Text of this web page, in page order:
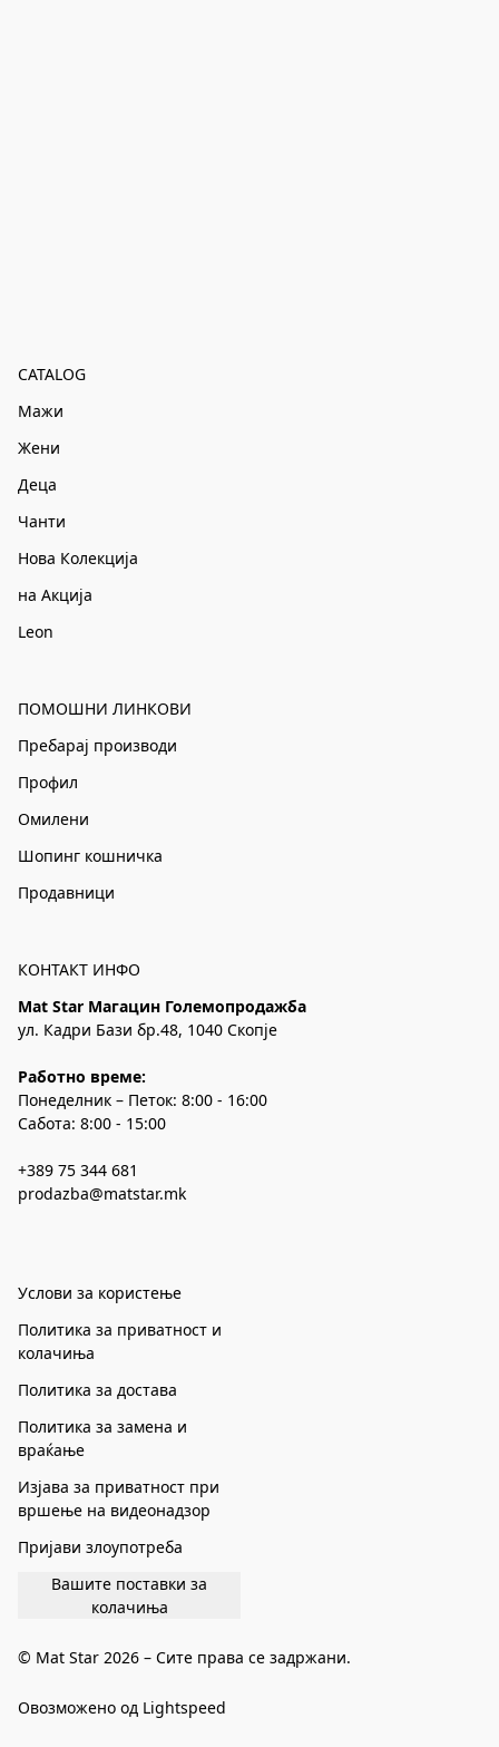
CATALOG
Мажи
Жени
Деца
Чанти
Нова Колекција
на Акција
Leon
ПОМОШНИ ЛИНКОВИ
Пребарај производи
Профил
Омилени
Шопинг кошничка
Продавници
КОНТАКТ ИНФО
Mat Star Магацин Големопродажба
ул. Кадри Бази бр.48, 1040 Скопје
Работно време:
Понеделник – Петок: 8:00 - 16:00
Сабота: 8:00 - 15:00
+389 75 344 681
prodazba@matstar.mk
Услови за користење
Политика за приватност и
колачиња
Политика за достава
Политика за замена и
враќање
Изјава за приватност при
вршење на видеонадзор
Пријави злоупотреба
Вашите поставки за
колачиња
© Mat Star 2026 – Сите права се задржани.
Овозможено од Lightspeed